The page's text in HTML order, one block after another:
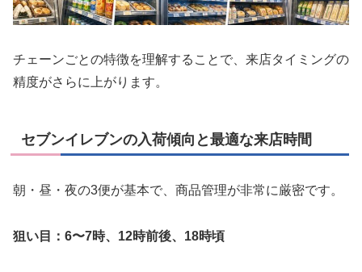
チェーンごとの特徴を理解することで、来店タイミングの
精度がさらに上がります。
セブンイレブンの入荷傾向と最適な来店時間
朝・昼・夜の3便が基本で、商品管理が非常に厳密です。
狙い目：6〜7時、12時前後、18時頃